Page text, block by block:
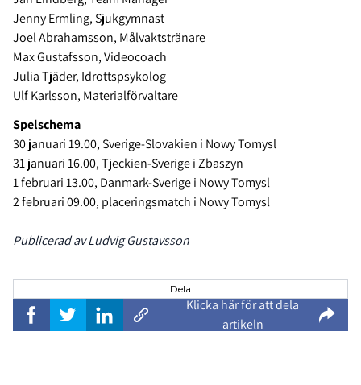
Jenny Ermling, Sjukgymnast
Joel Abrahamsson, Målvaktstränare
Max Gustafsson, Videocoach
Julia Tjäder, Idrottspsykolog
Ulf Karlsson, Materialförvaltare
Spelschema
30 januari 19.00, Sverige-Slovakien i Nowy Tomysl
31 januari 16.00, Tjeckien-Sverige i Zbaszyn
1 februari 13.00, Danmark-Sverige i Nowy Tomysl
2 februari 09.00, placeringsmatch i Nowy Tomysl
Publicerad av Ludvig Gustavsson
Dela
Klicka här för att dela
artikeln